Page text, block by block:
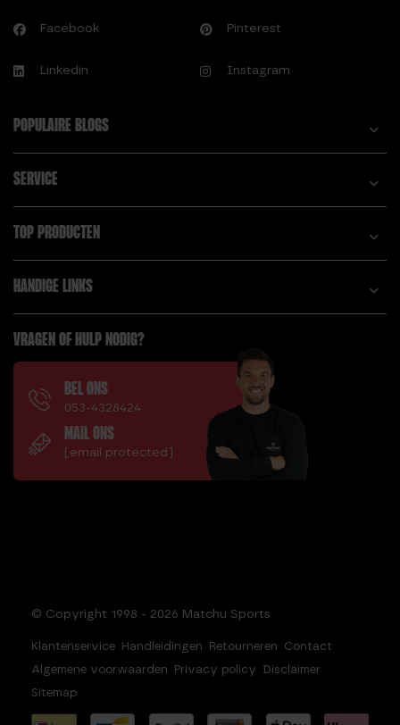
Facebook Pinterest
Linkedin Instagram
POPULAIRE BLOGS
SERVICE
TOP PRODUCTEN
HANDIGE LINKS
VRAGEN OF HULP NODIG?
BEL ONS
053-4328424
MAIL ONS
[email protected]
© Copyright 1998 - 2026 Matchu Sports
Klantenservice Handleidingen Retourneren Contact
Algemene voorwaarden Privacy policy Disclaimer
Sitemap